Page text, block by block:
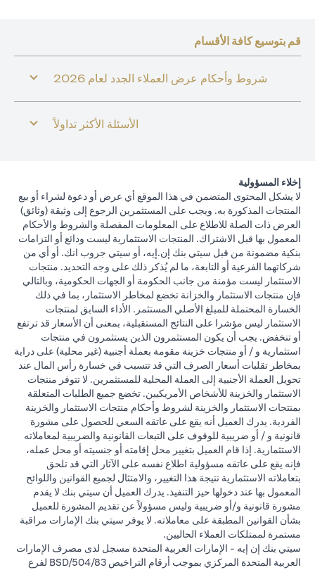
قم بتوسيع كافة الأقسام
شروط وأحكام عرض العملاء الجدد لعام 2026
الأسئلة الأكثر تداولاً
إخلاء المسؤولية
لا يشكل المحتوى المتضمن في هذا الموقع أي عرض أو دعوة لشراء أو بيع
المنتجات المذكورة به. ويجب على المستثمرين الرجوع إلى وثيقة (وثائق)
العرض ذات الصلة للاطلاع على المعلومات المفصلة والشروط والأحكام
المعمول بها قبل الاشتراك. المنتجات الاستثمارية ليست ودائع أو التزامات
بنكية مضمونة من قبل سيتي بنك إن.إيه، أو سيتي جروب انك. أو أي من
شركاتهما الفرعية أو التابعة، ما لم يُذكر ذلك على وجه التحديد. منتجات
الاستثمار ليست مؤمنة من جانب الحكومة أو الجهات الحكومية، وبالتالي
فإن منتجات الاستثمار والخزانة تخضع لمخاطر الاستثمار، بما في ذلك
الخسارة المحتملة للمبلغ الأصلي المستثمر. الأداء السابق لمنتجات
الاستثمار ليس مؤشرا على النتائج المستقبلية، بمعنى أن الأسعار قد ترتفع
أو تنخفض. يجب أن يكون المستثمرون الذين يستثمرون في منتجات
استثمارية و / أو منتجات خزينة مقومة بعملة أجنبية (غير محلية) على دراية
بمخاطر تقلبات أسعار الصرف التي قد تتسبب في خسارة رأس المال عند
تحويل العملة الأجنبية إلى العملة المحلية للمستثمرين. لا تتوفر منتجات
الاستثمار والخزينة للأشخاص الأمريكيين. تخضع جميع الطلبات المتعلقة
بمنتجات الاستثمار والخزينة لشروط وأحكام منتجات الاستثمار والخزينة
الفردية. يدرك العميل أنه يقع على عاتقه السعي للحصول على مشورة
قانونية و / أو ضريبية للوقوف على التبعات القانونية والضريبية لمعاملاته
الاستثمارية. إذا قام العميل بتغيير محل إقامته أو جنسيته أو محل عمله،
فإنه يقع على عاتقه مسؤولية اطلاع نفسه على الآثار التي قد تلحق
بتعاملاته الاستثمارية نتيجة هذا التغيير، والامتثال لجميع القوانين واللوائح
المعمول بها عند دخولها حيز التنفيذ. يدرك العميل أن سيتي بنك لا يقدم
مشورة قانونية و/أو ضريبية وليس مسؤولاً عن تقديم المشورة للعميل
بشأن القوانين المطبقة على معاملاته. لا يوفر سيتي بنك الإمارات مراقبة
مستمرة لممتلكات العملاء الحاليين.
سيتي بنك إن إيه - الإمارات العربية المتحدة مسجل لدى مصرف الإمارات
العربية المتحدة المركزي بموجب أرقام التراخيص BSD/504/83 لفرع